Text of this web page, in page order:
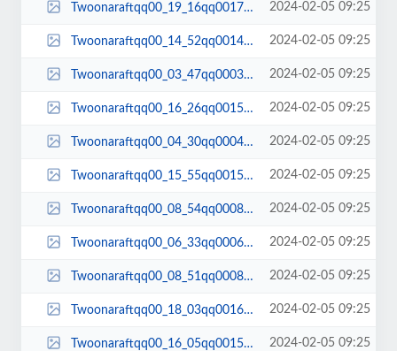
Twoonaraftqq00_19_16qq00176.jpg 2024-02-05 09:25
Twoonaraftqq00_14_52qq00145.jpg 2024-02-05 09:25
Twoonaraftqq00_03_47qq00032.jpg 2024-02-05 09:25
Twoonaraftqq00_16_26qq00158.jpg 2024-02-05 09:25
Twoonaraftqq00_04_30qq00041.jpg 2024-02-05 09:25
Twoonaraftqq00_15_55qq00152.jpg 2024-02-05 09:25
Twoonaraftqq00_08_54qq00084.jpg 2024-02-05 09:25
Twoonaraftqq00_06_33qq00063.jpg 2024-02-05 09:25
Twoonaraftqq00_08_51qq00082.jpg 2024-02-05 09:25
Twoonaraftqq00_18_03qq00168.jpg 2024-02-05 09:25
Twoonaraftqq00_16_05qq00155.jpg 2024-02-05 09:25